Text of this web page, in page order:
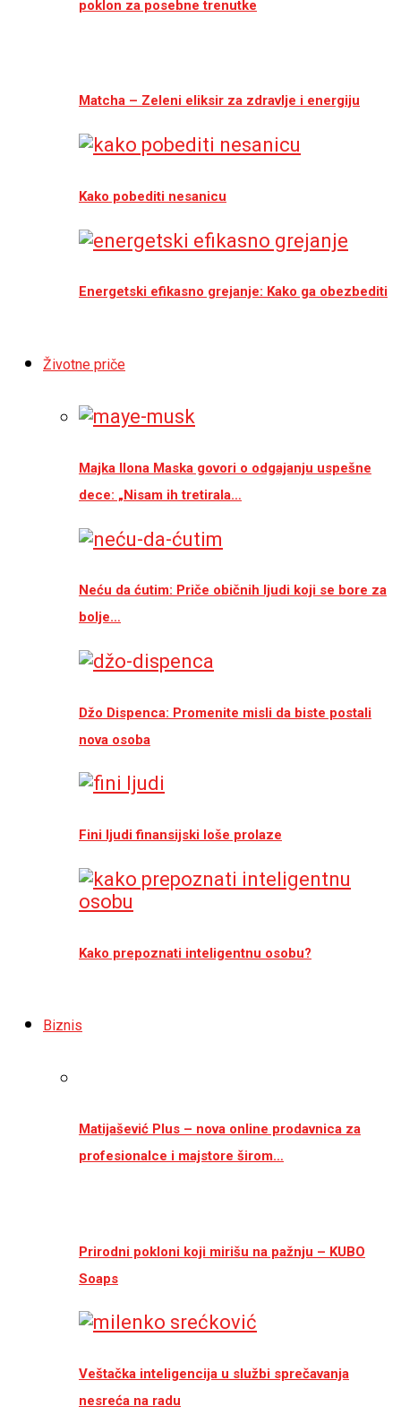
poklon za posebne trenutke
Matcha – Zeleni eliksir za zdravlje i energiju
Kako pobediti nesanicu
Energetski efikasno grejanje: Kako ga obezbediti
Životne priče
Majka Ilona Maska govori o odgajanju uspešne
dece: „Nisam ih tretirala…
Neću da ćutim: Priče običnih ljudi koji se bore za
bolje…
Džo Dispenca: Promenite misli da biste postali
nova osoba
Fini ljudi finansijski loše prolaze
Kako prepoznati inteligentnu osobu?
Biznis
Matijašević Plus – nova online prodavnica za
profesionalce i majstore širom…
Prirodni pokloni koji mirišu na pažnju – KUBO
Soaps
Veštačka inteligencija u službi sprečavanja
nesreća na radu